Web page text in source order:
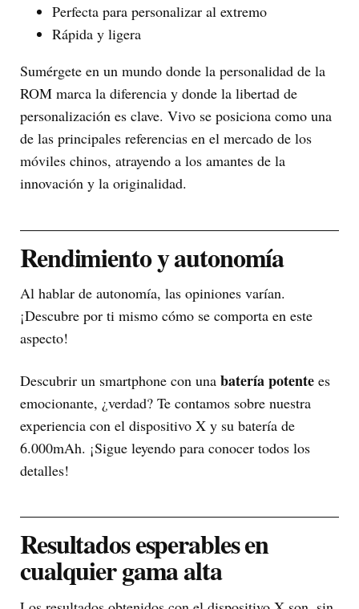
Perfecta para personalizar al extremo
Rápida y ligera
Sumérgete en un mundo donde la personalidad de la
ROM marca la diferencia y donde la libertad de
personalización es clave. Vivo se posiciona como una
de las principales referencias en el mercado de los
móviles chinos, atrayendo a los amantes de la
innovación y la originalidad.
Rendimiento y autonomía
Al hablar de autonomía, las opiniones varían.
¡Descubre por ti mismo cómo se comporta en este
aspecto!
Descubrir un smartphone con una batería potente es
emocionante, ¿verdad? Te contamos sobre nuestra
experiencia con el dispositivo X y su batería de
6.000mAh. ¡Sigue leyendo para conocer todos los
detalles!
Resultados esperables en
cualquier gama alta